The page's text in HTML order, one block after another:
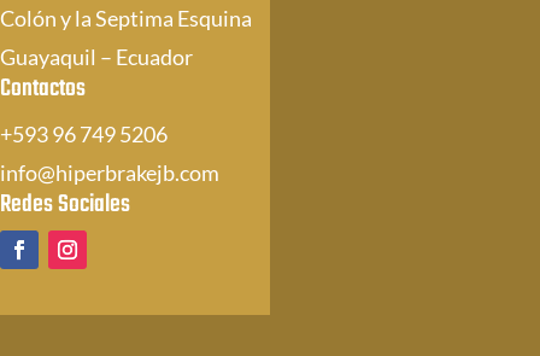
Colón y la Septima Esquina
Guayaquil – Ecuador
Contactos
+593 96 749 5206
info@hiperbrakejb.com
Redes Sociales